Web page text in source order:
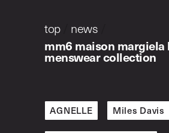
top/ news
mm6 maison
menswear collection
AGNELLE Miles Davis